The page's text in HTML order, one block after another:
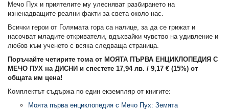
Мечо Пух и приятелите му улесняват разбирането на
изненадващите реални факти за света около нас.
Всички герои от Голямата гора са налице, за да се грижат и
насочват младите откриватели, вдъхвайки чувство на удивление и
любов към ученето с всяка следваща страница.
Поръчайте четирите тома от МОЯТА ПЪРВА ЕНЦИКЛОПЕДИЯ С
МЕЧО ПУХ на ДИСНИ и спестете 17,94 лв. / 9,17 € (15%) от
общата им цена!
Комплектът съдържа по един екземпляр от книгите:
Моята първа енциклопедия с Мечо Пух: Земята